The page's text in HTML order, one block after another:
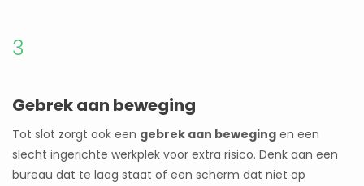
3
Gebrek aan beweging
Tot slot zorgt ook een gebrek aan beweging en een
slecht ingerichte werkplek voor extra risico. Denk aan een
bureau dat te laag staat of een scherm dat niet op